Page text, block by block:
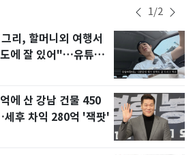
1/2
리, 할머니외 여행서
에 잘 있어"…유튜브
에 산 강남 건물 450
후 차익 280억 '잭팟'